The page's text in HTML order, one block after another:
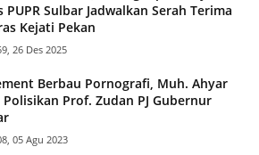
PUPR Sulbar Jadwalkan Serah Terima
Kejati Pekan
26 Des 2025
Berbau Pornografi, Muh. Ahyar
Polisikan Prof. Zudan PJ Gubernur
05 Agu 2023